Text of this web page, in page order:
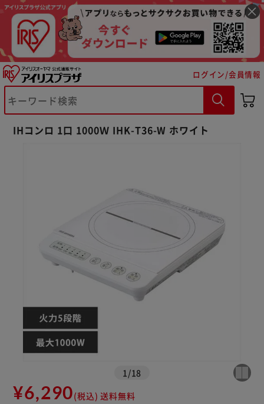
ログイン/会員情報
IHコンロ 1口 1000Ｗ IHK-T36-W ホワイト
1 /18
¥6,290(税込) 送料無料